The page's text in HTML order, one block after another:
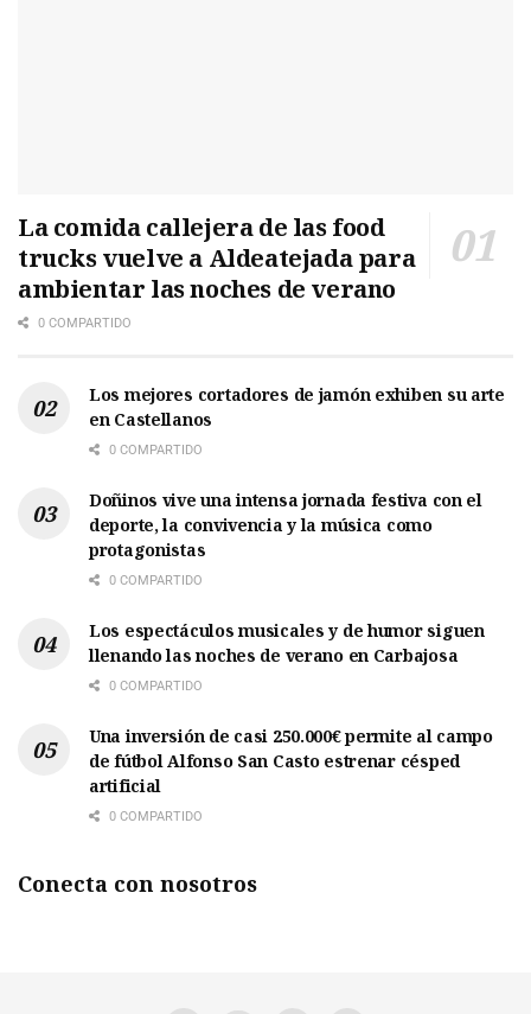
La comida callejera de las food
trucks vuelve a Aldeatejada para
ambientar las noches de verano
0 COMPARTIDO
Los mejores cortadores de jamón exhiben su arte
en Castellanos
0 COMPARTIDO
Doñinos vive una intensa jornada festiva con el
deporte, la convivencia y la música como
protagonistas
0 COMPARTIDO
Los espectáculos musicales y de humor siguen
llenando las noches de verano en Carbajosa
0 COMPARTIDO
Una inversión de casi 250.000€ permite al campo
de fútbol Alfonso San Casto estrenar césped
artificial
0 COMPARTIDO
Conecta con nosotros